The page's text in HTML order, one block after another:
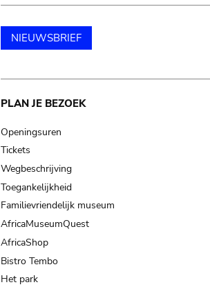
NIEUWSBRIEF
Main
navigation
PLAN JE BEZOEK
Openingsuren
Tickets
Wegbeschrijving
Toegankelijkheid
Familievriendelijk museum
AfricaMuseumQuest
AfricaShop
Bistro Tembo
Het park